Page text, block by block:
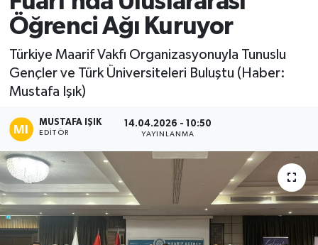
Öğrenci Ağı Kuruyor
Türkiye Maarif Vakfı Organizasyonuyla Tunuslu
Gençler ve Türk Üniversiteleri Buluştu (Haber:
Mustafa Işık)
MUSTAFA IŞIK
EDITÖR
14.04.2026 - 10:50
YAYINLANMA
Ekonomi
Sağlık
Tokat Haber